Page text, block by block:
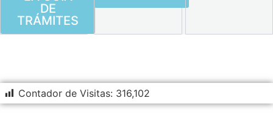
DE
TRÁMITES
Contador de Visitas: 316,102